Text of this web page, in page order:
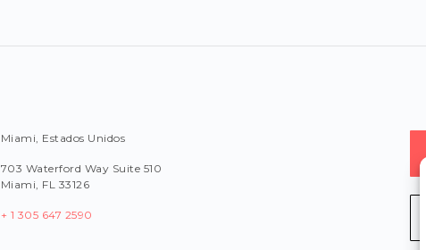
Miami, Estados Unidos
703 Waterford Way Suite 510
Miami, FL 33126
+ 1 305 647 2590